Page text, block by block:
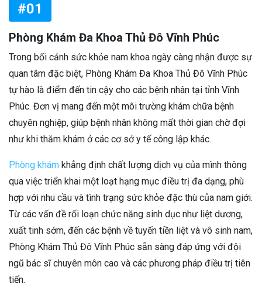
#01
Phòng Khám Đa Khoa Thủ Đô Vĩnh Phúc
Trong bối cảnh sức khỏe nam khoa ngày càng nhận được sự
quan tâm đặc biệt, Phòng Khám Đa Khoa Thủ Đô Vĩnh Phúc
tự hào là điểm đến tin cậy cho các bệnh nhân tại tỉnh Vĩnh
Phúc. Đơn vị mang đến một môi trường khám chữa bệnh
chuyên nghiệp, giúp bệnh nhân không mất thời gian chờ đợi
như khi thăm khám ở các cơ sở y tế công lập khác.
Phòng khám khẳng định chất lượng dịch vụ của mình thông
qua việc triển khai một loạt hạng mục điều trị đa dạng, phù
hợp với nhu cầu và tình trạng sức khỏe đặc thù của nam giới.
Từ các vấn đề rối loạn chức năng sinh dục như liệt dương,
xuất tinh sớm, đến các bệnh về tuyến tiền liệt và vô sinh nam,
Phòng Khám Thủ Đô Vĩnh Phúc sẵn sàng đáp ứng với đội
ngũ bác sĩ chuyên môn cao và các phương pháp điều trị tiên
tiến.